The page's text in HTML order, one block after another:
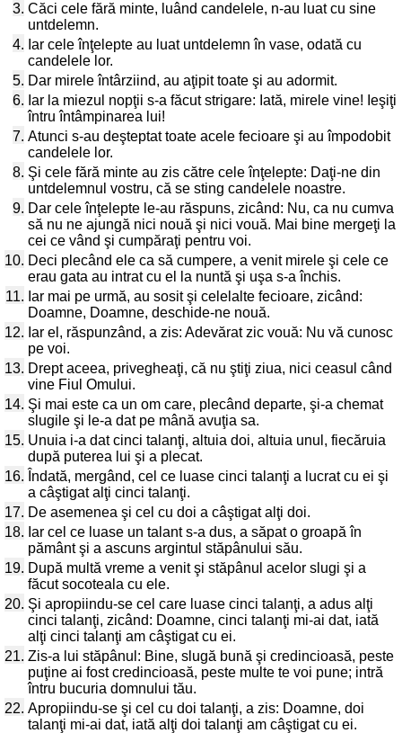
3. Căci cele fără minte, luând candelele, n-au luat cu sine
untdelemn.
4. Iar cele înţelepte au luat untdelemn în vase, odată cu
candelele lor.
5. Dar mirele întârziind, au aţipit toate şi au adormit.
6. Iar la miezul nopţii s-a făcut strigare: Iată, mirele vine! Ieşiţi
întru întâmpinarea lui!
7. Atunci s-au deşteptat toate acele fecioare şi au împodobit
candelele lor.
8. Şi cele fără minte au zis către cele înţelepte: Daţi-ne din
untdelemnul vostru, că se sting candelele noastre.
9. Dar cele înţelepte le-au răspuns, zicând: Nu, ca nu cumva
să nu ne ajungă nici nouă şi nici vouă. Mai bine mergeţi la
cei ce vând şi cumpăraţi pentru voi.
10. Deci plecând ele ca să cumpere, a venit mirele şi cele ce
erau gata au intrat cu el la nuntă şi uşa s-a închis.
11. Iar mai pe urmă, au sosit şi celelalte fecioare, zicând:
Doamne, Doamne, deschide-ne nouă.
12. Iar el, răspunzând, a zis: Adevărat zic vouă: Nu vă cunosc
pe voi.
13. Drept aceea, privegheaţi, că nu ştiţi ziua, nici ceasul când
vine Fiul Omului.
14. Şi mai este ca un om care, plecând departe, şi-a chemat
slugile şi le-a dat pe mână avuţia sa.
15. Unuia i-a dat cinci talanţi, altuia doi, altuia unul, fiecăruia
după puterea lui şi a plecat.
16. Îndată, mergând, cel ce luase cinci talanţi a lucrat cu ei şi
a câştigat alţi cinci talanţi.
17. De asemenea şi cel cu doi a câştigat alţi doi.
18. Iar cel ce luase un talant s-a dus, a săpat o groapă în
pământ şi a ascuns argintul stăpânului său.
19. După multă vreme a venit şi stăpânul acelor slugi şi a
făcut socoteala cu ele.
20. Şi apropiindu-se cel care luase cinci talanţi, a adus alţi
cinci talanţi, zicând: Doamne, cinci talanţi mi-ai dat, iată
alţi cinci talanţi am câştigat cu ei.
21. Zis-a lui stăpânul: Bine, slugă bună şi credincioasă, peste
puţine ai fost credincioasă, peste multe te voi pune; intră
întru bucuria domnului tău.
22. Apropiindu-se şi cel cu doi talanţi, a zis: Doamne, doi
talanţi mi-ai dat, iată alţi doi talanţi am câştigat cu ei.